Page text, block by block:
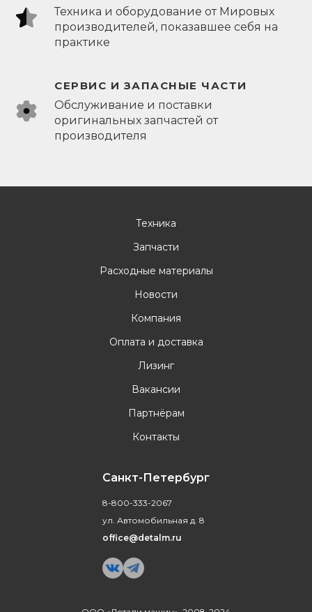
Техника и оборудование от Мировых
производителей, показавшее себя на
практике
СЕРВИС И ЗАПАСНЫЕ ЧАСТИ
Обслуживание и поставки
оригинальных запчастей от
производителя
Техника
Запчасти
Расходные материалы
Новости
Компания
Оплата и доставка
Лизинг
Вакансии
Партнёрам
Контакты
Санкт-Петербург
8-800-333-2067
ул. Автомобильная д. 8
office@detalm.ru